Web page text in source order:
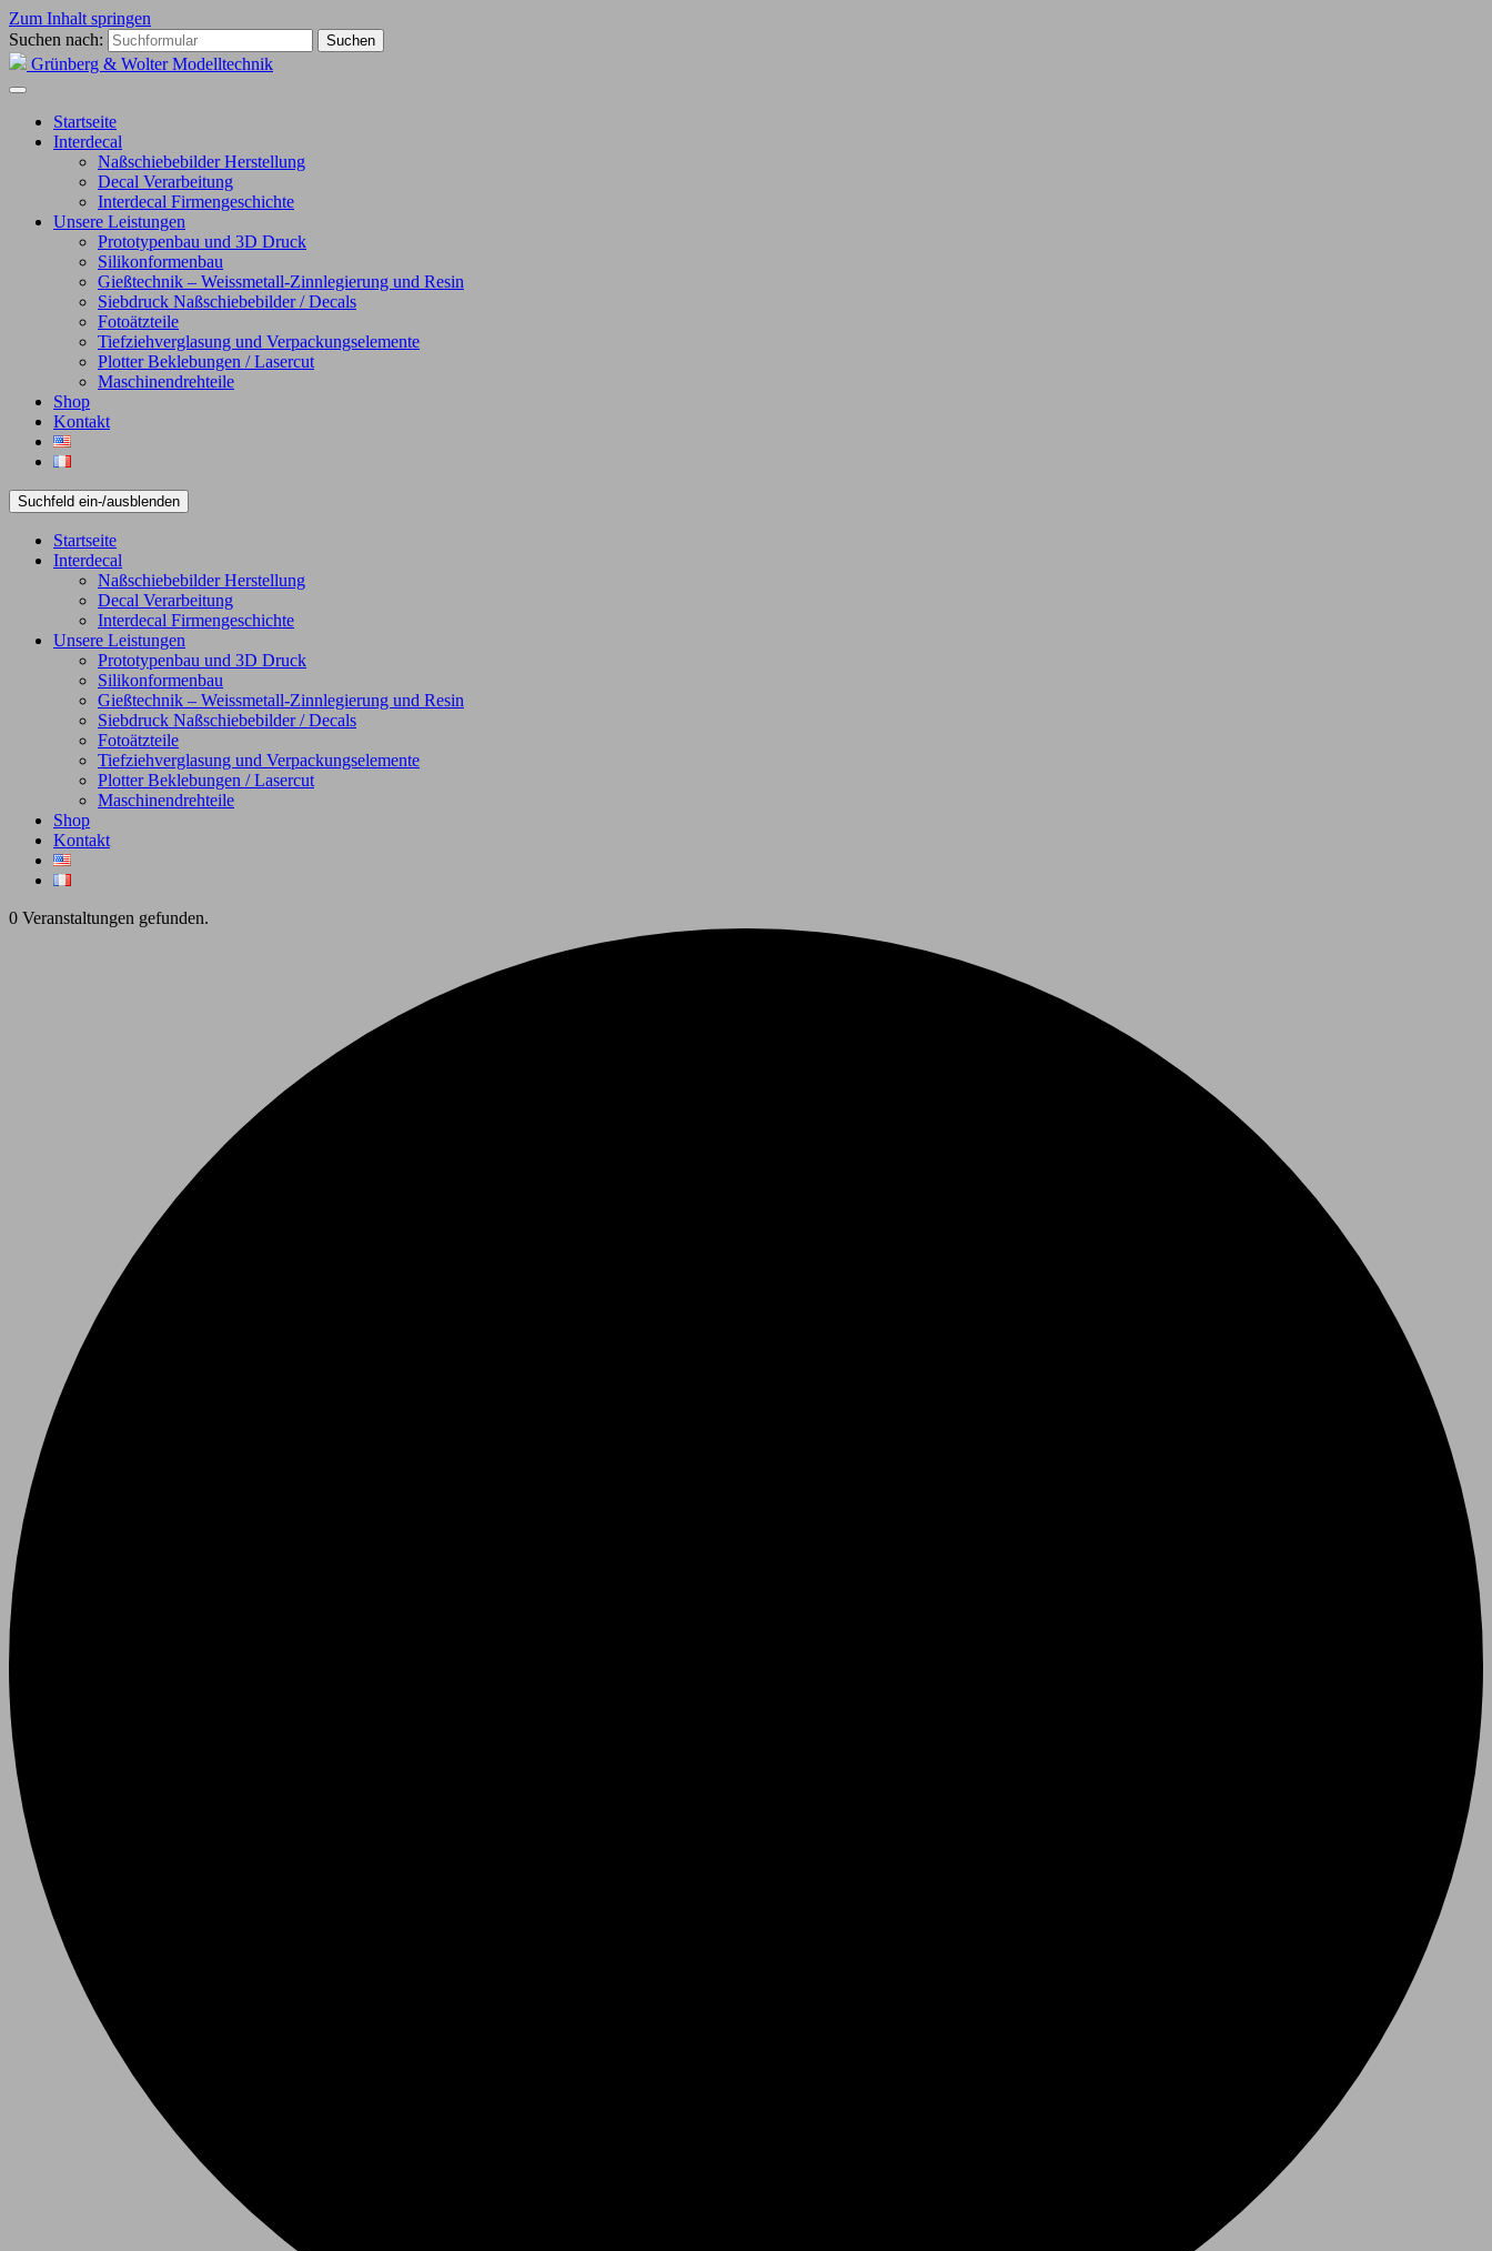
Zum Inhalt springen
Suchen nach:
Grünberg & Wolter Modelltechnik
Startseite
Interdecal
Naßschiebebilder Herstellung
Decal Verarbeitung
Interdecal Firmengeschichte
Unsere Leistungen
Prototypenbau und 3D Druck
Silikonformenbau
Gießtechnik – Weissmetall-Zinnlegierung und Resin
Siebdruck Naßschiebebilder / Decals
Fotoätzteile
Tiefziehverglasung und Verpackungselemente
Plotter Beklebungen / Lasercut
Maschinendrehteile
Shop
Kontakt
Suchfeld ein-/ausblenden
Startseite
Interdecal
Naßschiebebilder Herstellung
Decal Verarbeitung
Interdecal Firmengeschichte
Unsere Leistungen
Prototypenbau und 3D Druck
Silikonformenbau
Gießtechnik – Weissmetall-Zinnlegierung und Resin
Siebdruck Naßschiebebilder / Decals
Fotoätzteile
Tiefziehverglasung und Verpackungselemente
Plotter Beklebungen / Lasercut
Maschinendrehteile
Shop
Kontakt
0 Veranstaltungen gefunden.